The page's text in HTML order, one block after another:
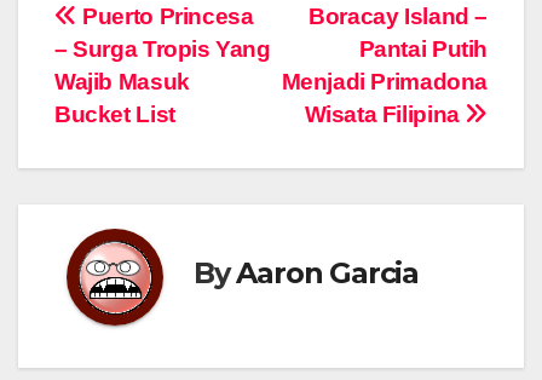
Navigasi
pos
Boracay Island –
Pantai Putih
Menjadi Primadona
Wisata Filipina
Puerto Princesa
– Surga Tropis Yang
Wajib Masuk
Bucket List
ByAaron Garcia